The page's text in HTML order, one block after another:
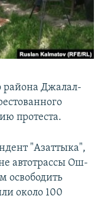
района Джалал-
протеста.
"Азаттыка",
автотрассы Ош-
освободить
около 100